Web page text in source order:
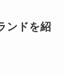
ンドを紹